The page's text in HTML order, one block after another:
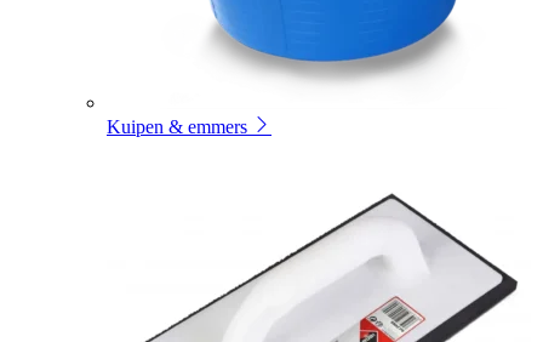
Kuipen & emmers